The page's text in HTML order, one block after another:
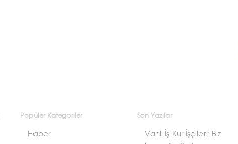
Popüler Kategoriler
Haber
Son Yazılar
Vanlı İş-Kur İşçileri: Biz